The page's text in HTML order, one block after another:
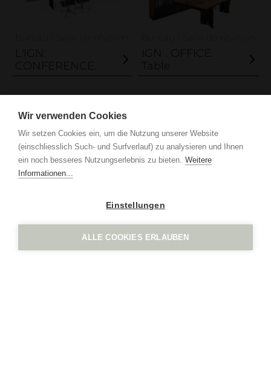
Grindel 3
CH-6017 Ruswil
+41 41 552 65 80
ign.swiss
Mentions légales
protection des données
L'IGN.
CONFERENCE.
IGN . OFFICE.
Table
Wir verwenden Cookies
Wir setzen Cookies ein, um die Nutzung unserer Website
(einschliesslich Such- und Surfverlauf) zu analysieren und Ihnen
ein noch besseres Nutzungserlebnis zu bieten. Weitere
Informationen...
Einstellungen
ALLE COOKIES ERLAUBEN